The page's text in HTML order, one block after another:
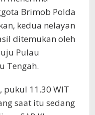
Brimob Polda
kedua nelayan
ditemukan oleh
Pulau
Tengah.
11.30 WIT
saat itu sedang